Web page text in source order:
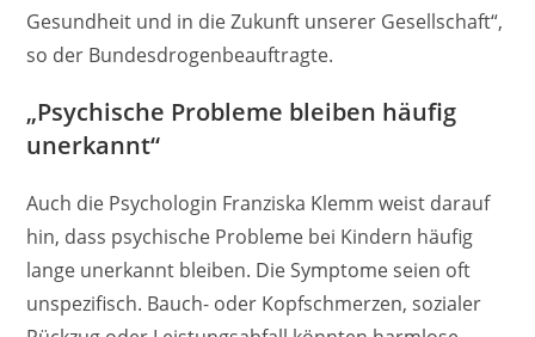
Gesundheit und in die Zukunft unserer Gesellschaft“,
so der Bundesdrogenbeauftragte.
„Psychische Probleme bleiben häufig
unerkannt“
Auch die Psychologin Franziska Klemm weist darauf
hin, dass psychische Probleme bei Kindern häufig
lange unerkannt bleiben. Die Symptome seien oft
unspezifisch. Bauch- oder Kopfschmerzen, sozialer